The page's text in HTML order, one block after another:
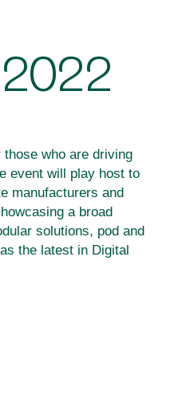
those who are driving
event will play host to
manufacturers and
a broad
solutions, pod and
the latest in Digital